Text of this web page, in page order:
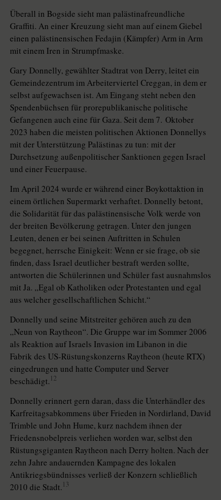
Überall in Bogside sieht man palästinafreundliche
Graffiti. An einer Kreuzung sieht man auf einem Giebel
einen palästinensischen Fedajin (Kämpfer) Arm in Arm
mit einem Iren in Strumpfmaske.
Gary Donnelly, gewählter Stadtrat von Derry, leitet ein
Gemeindezentrum im Arbeiterviertel Creggan, in dem er
selbst aufgewachsen ist. Am Eingang steht neben den
Spendenbüchsen für prorepublikanische politische
Gefangenen auch eine für Gaza. Seit dem 7. Oktober
2023 haben die meisten politischen Aktionen Donnellys
mit der Unterstützung Palästinas zu tun: mit der
Durchsetzung außenpolitischer Sanktionen gegen Israel
und einer Feuer­pause.
Im April 2024 wurde er während einer Boykottaktion in
einem örtlichen Supermarkt verhaftet. Donnelly betont,
die Solidarität für das palästinensische Volk werde von
der breiten Bevölkerung getragen. Unter den jungen
Leuten, denen er bei seinen Auftritten in Schulen
begegnet, herrsche Einigkeit: Wenn er sie frage, ob sie
finden, dass Israel deutlicher bestraft werden sollte,
antworten die Schülerinnen und Schüler fast ausnahmslos
mit Ja. „Egal ob Katholiken oder Protestanten und egal
aus welcher gesellschaftlichen Schicht.“
Donnelly und seine Mitstreiter gehören auch zu den
„Neun von Ray­theon“. Die Gruppe war im Sommer 2006
als Reaktion auf Israels Invasion im Libanon in die
Fabrik des US-Rüstungskonzerns Raytheon (heute RTX)
eingedrungen und hatte Computer und Server
beschädigt. 12
Donnelly erinnert gern daran, dass die Unterhändler des
Karfreitagsabkommens über Frieden in Nordirland, David
Trimble und John Hume, kurz nachdem ihnen der
Friedensnobelpreis verliehen worden war, selbst den
Rüstungsgiganten Raytheon nach Derry holten. Nach der
zehn Jahre andauernden Kampagne des lokalen
Antikriegsbündnisses verließ der Konzern schließlich
2010 die Stadt. 13